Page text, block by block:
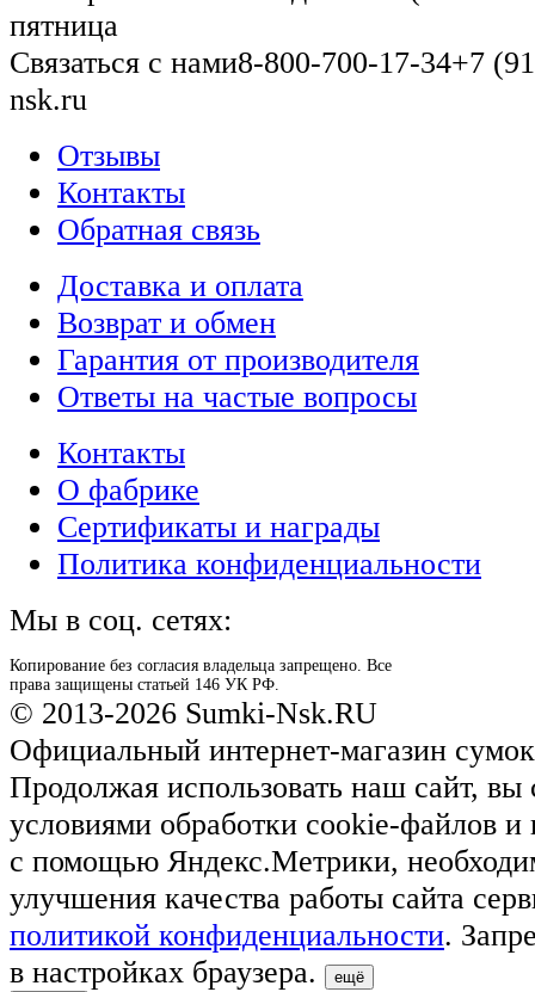
пятница
Связаться с нами8-800-700-17-34+7
nsk.ru
Отзывы
Контакты
Обратная связь
Доставка и оплата
Возврат и обмен
Гарантия от производителя
Ответы на частые вопросы
Контакты
О фабрике
Сертификаты и награды
Политика конфиденциальности
Мы в соц. сетях:
Копирование без согласия владельца запрещено. Все
права защищены статьей 146 УК РФ.
© 2013-2026 Sumki-Nsk.RU
Официальный интернет-магазин
Продолжая использовать наш сайт, вы
условиями обработки cookie-файлов и
с помощью Яндекс.Метрики,
улучшения качества работы сайта
политикой конфиденциальности.
в настройках браузера.
ещё